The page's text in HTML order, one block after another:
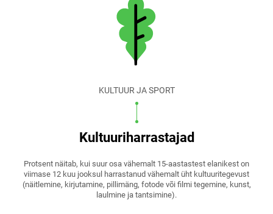
KULTUUR JA SPORT
Kultuuriharrastajad
Protsent näitab, kui suur osa vähemalt 15-aastastest elanikest on
viimase 12 kuu jooksul harrastanud vähemalt üht kultuuritegevust
(näitlemine, kirjutamine, pillimäng, fotode või filmi tegemine, kunst,
laulmine ja tantsimine).